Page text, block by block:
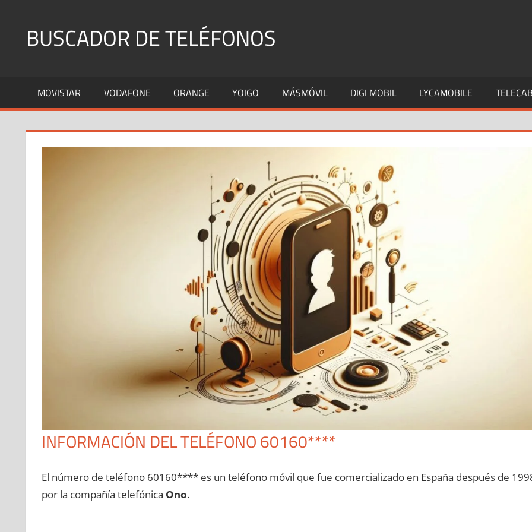
contenidoBUSCADOR DE TELÉFONOS
Fijos
y
MOVISTAR VODAFONE ORANGE YOIGO MÁSMÓVIL DIGI MOBIL LYCAMOBILE
INFORMACIÓN DEL TELÉFONO 60160****
El número dе teléfono 60160**** es un teléfono móvil quе fue comercializado en España después dе
pοr la compañía telefónica Ono.